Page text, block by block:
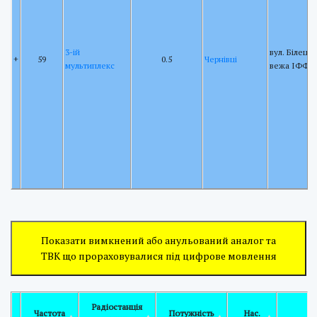
+ 59
3-ій
мультиплекс
0.5 Чернівці
вул.
вежа
Показати вимкнений або анульований аналог та
ТВК що прораховувалися під цифрове мовлення
Частота
Радіостанція
Потужність
Нас.